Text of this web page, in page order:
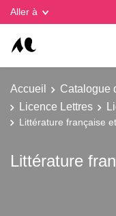
Aller à
Accueil Catalogue
Licence Lettres
Littérature française
Littérature
Gestion des cookies